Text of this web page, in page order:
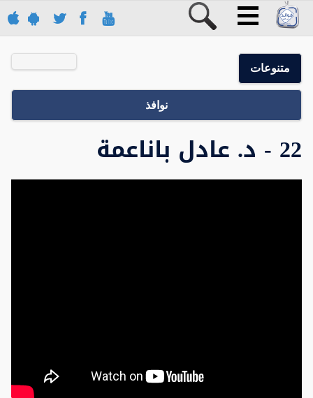
متنوعات
نوافذ
22 - د. عادل باناعمة